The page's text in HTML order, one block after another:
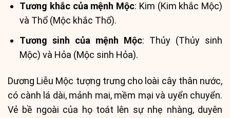
Tương khắc của mệnh Mộc: Kim (Kim khắc Mộc)
và Thổ (Mộc khắc Thổ).
Tương sinh của mệnh Mộc: Thủy (Thủy sinh
Mộc) và Hỏa (Mộc sinh Hỏa).
Dương Liễu Mộc tượng trưng cho loài cây thân nước,
có cành lá dài, mảnh mai, mềm mại và uyển chuyển.
Vẻ bề ngoài của họ toát lên sự nhẹ nhàng, duyên